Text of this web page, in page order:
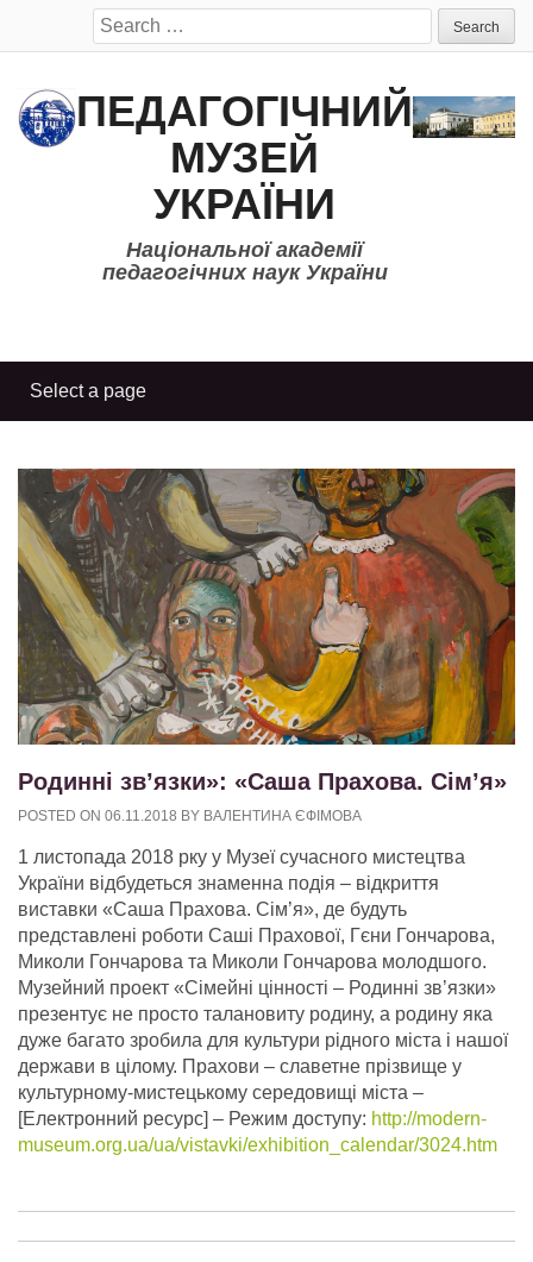
Search
for:
ПЕДАГОГІЧНИЙ
МУЗЕЙ
УКРАЇНИ
Національної академії
педагогічних наук України
Родинні зв’язки»: «Саша Прахова. Сім’я»
POSTED ON 06.11.2018 BY ВАЛЕНТИНА ЄФІМОВА
1 листопада 2018 рку у Музеї сучасного мистецтва
України відбудеться знаменна подія – відкриття
виставки «Саша Прахова. Сім’я», де будуть
представлені роботи Саші Прахової, Гєни Гончарова,
Миколи Гончарова та Миколи Гончарова молодшого.
Музейний проект «Сімейні цінності – Родинні зв’язки»
презентує не просто талановиту родину, а родину яка
дуже багато зробила для культури рідного міста і нашої
держави в цілому. Прахови – славетне прізвище у
культурному-мистецькому середовищі міста –
[Електронний ресурс] – Режим доступу: http://modern-
museum.org.ua/ua/vistavki/exhibition_calendar/3024.htm